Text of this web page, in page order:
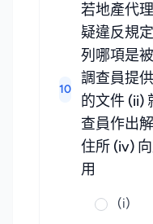
10
若地產代
疑違反規
列哪項是
調查員提
的文件 (ii)
查員作出
住所 (iv)
用
(i)